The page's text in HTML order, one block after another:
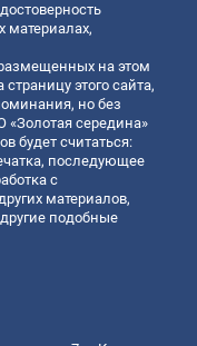
на этом
этого сайта,
но без
середина»
будет считаться:
последующее
с
материалов,
подобные